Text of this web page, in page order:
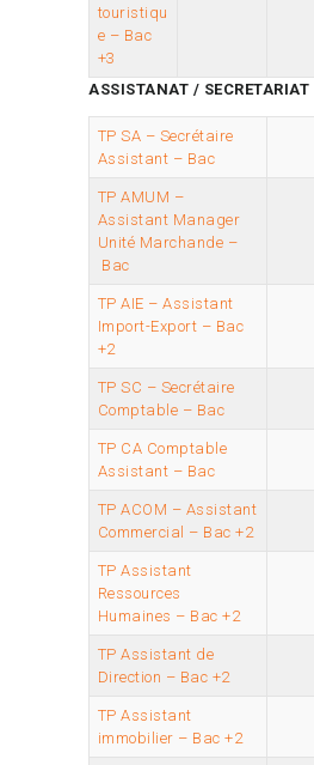
touristiqu
e – Bac
+3
ASSISTANAT / SECRETARIAT
TP SA – Secrétaire
Assistant – Bac
TP AMUM –
Assistant Manager
Unité Marchande –
Bac
TP AIE – Assistant
Import-Export – Bac
+2
TP SC – Secrétaire
Comptable – Bac
TP CA Comptable
Assistant – Bac
TP ACOM – Assistant
Commercial – Bac +2
TP Assistant
Ressources
Humaines – Bac +2
TP Assistant de
Direction – Bac +2
TP Assistant
immobilier – Bac +2